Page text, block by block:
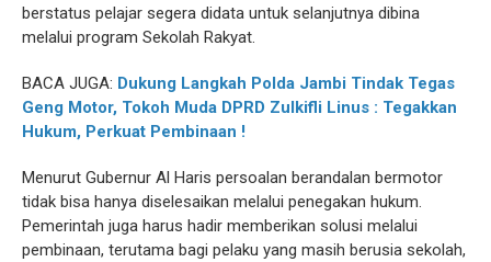
berstatus pelajar segera didata untuk selanjutnya dibina
melalui program Sekolah Rakyat.
BACA JUGA: Dukung Langkah Polda Jambi Tindak Tegas
Geng Motor, Tokoh Muda DPRD Zulkifli Linus : Tegakkan
Hukum, Perkuat Pembinaan !
Menurut Gubernur Al Haris persoalan berandalan bermotor
tidak bisa hanya diselesaikan melalui penegakan hukum.
Pemerintah juga harus hadir memberikan solusi melalui
pembinaan, terutama bagi pelaku yang masih berusia sekolah,